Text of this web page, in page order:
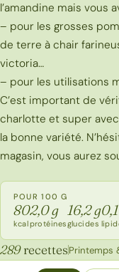
l’amandine mais vous
– pour les grosses
de terre à chair
victoria…
– pour les utilisations
C’est important de
charlotte et super
la bonne variété.
magasin, vous aurez
POUR 100 G
80
kcal
2,0 g
protéines
16,2 g
glucides
289recettesPrintemps